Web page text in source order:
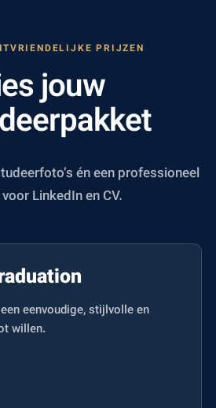
PRIJZEN
jouw
én een professioneel
LinkedIn en CV.
eenvoudige, stijlvolle en
willen.